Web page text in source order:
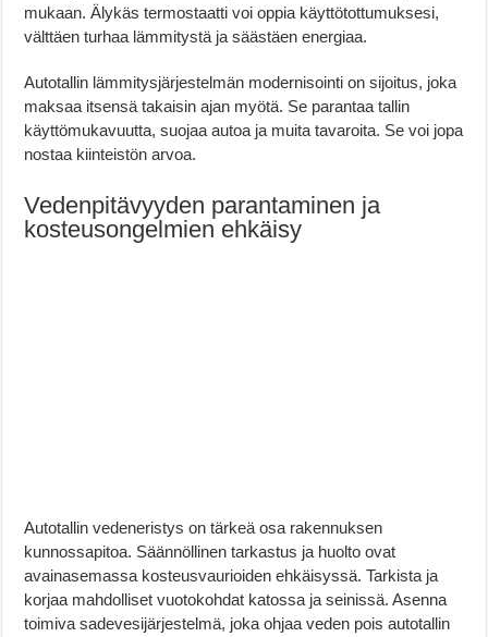
mukaan. Älykäs termostaatti voi oppia käyttötottumuksesi,
välttäen turhaa lämmitystä ja säästäen energiaa.
Autotallin lämmitysjärjestelmän modernisointi on sijoitus, joka
maksaa itsensä takaisin ajan myötä. Se parantaa tallin
käyttömukavuutta, suojaa autoa ja muita tavaroita. Se voi jopa
nostaa kiinteistön arvoa.
Vedenpitävyyden parantaminen ja
kosteusongelmien ehkäisy
Autotallin vedeneristys on tärkeä osa rakennuksen
kunnossapitoa. Säännöllinen tarkastus ja huolto ovat
avainasemassa kosteusvaurioiden ehkäisyssä. Tarkista ja
korjaa mahdolliset vuotokohdat katossa ja seinissä. Asenna
toimiva sadevesijärjestelmä, joka ohjaa veden pois autotallin